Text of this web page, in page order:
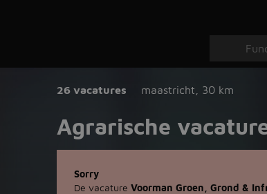
26 vacatures maastricht 30 km
Agrarische
Sorry
De vacature Voorman Groen, Grond &